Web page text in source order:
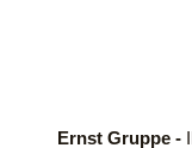
Ernst Gruppe -